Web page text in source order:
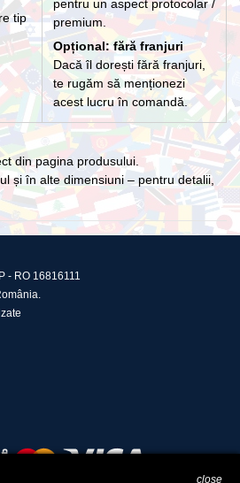
tip
pentru un aspect protocolar /
premium.
Opțional: fără franjuri
Dacă îl dorești fără franjuri,
te rugăm să menționezi
acest lucru în comandă.
din pagina produsului.
și în alte dimensiuni – pentru detalii,
- RO 16816111
close